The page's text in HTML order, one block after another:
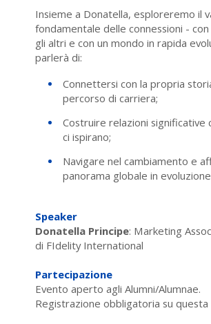
Insieme a Donatella, esploreremo il
fondamentale delle connessioni -
gli altri e con un mondo in rapida
parlerà di:
Connettersi con la propria
percorso di carriera;
Costruire relazioni significative
ci ispirano;
Navigare nel cambiamento e
panorama globale in
Speaker
Donatella Principe: Marketing
di FIdelity International
Partecipazione
Evento aperto agli Alumni/Alumnae.
Registrazione obbligatoria su questa